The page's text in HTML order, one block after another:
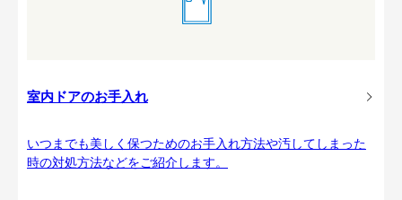
室内ドアのお手入れ
いつまでも美しく保つためのお手入れ方法や汚してしまった
時の対処方法などをご紹介します。